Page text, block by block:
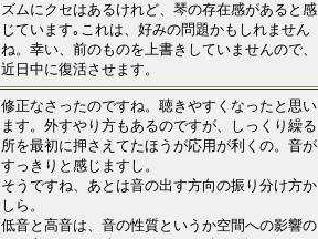
ズムにクセはあるけれど、琴の存在感があると感
じています｡これは、好みの問題かもしれません
ね。幸い、前のものを上書きしていませんので、
近日中に復活させます。
修正なさったのですね。聴きやすくなったと思い
ます。外すやり方もあるのですが、しっくり繰る
所を最初に押さえてたほうが応用が利くの。音が
すっきりと感じますし。
そうですね、あとは音の出す方向の振り分け方か
しら。
低音と高音は、音の性質というか空間への影響の